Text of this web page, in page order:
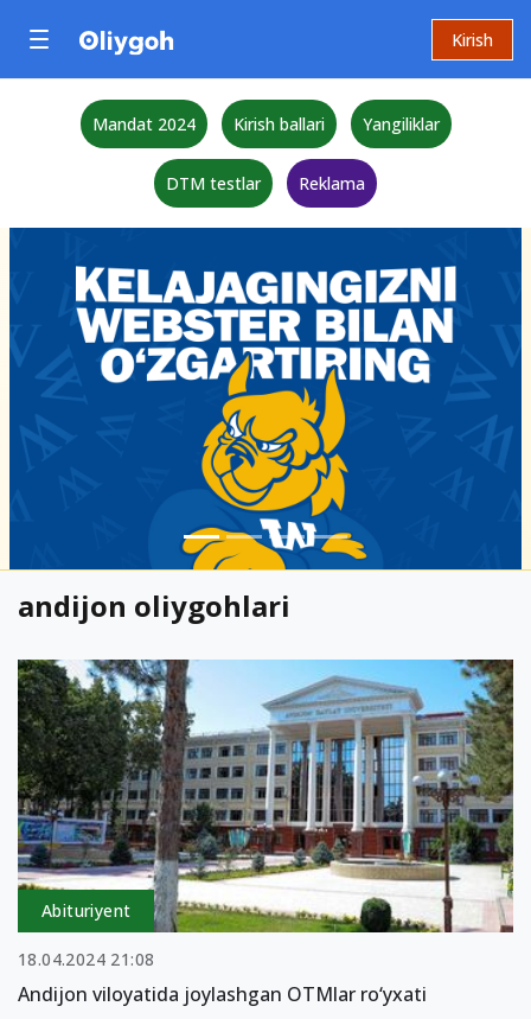
Kirish
Mandat 2024 Kirish ballari Yangiliklar
DTM testlar Reklama
andijon oliygohlari
Abituriyent
18.04.2024 21:08
Andijon viloyatida joylashgan OTMlar ro‘yxati